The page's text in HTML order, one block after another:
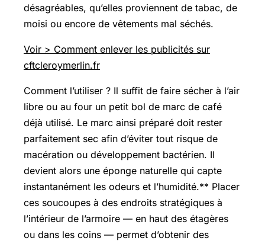
désagréables, qu’elles proviennent de tabac, de
moisi ou encore de vêtements mal séchés.
Voir > Comment enlever les publicités sur
cftcleroymerlin.fr
Comment l’utiliser ? Il suffit de faire sécher à l’air
libre ou au four un petit bol de marc de café
déjà utilisé. Le marc ainsi préparé doit rester
parfaitement sec afin d’éviter tout risque de
macération ou développement bactérien. Il
devient alors une éponge naturelle qui capte
instantanément les odeurs et l’humidité.** Placer
ces soucoupes à des endroits stratégiques à
l’intérieur de l’armoire — en haut des étagères
ou dans les coins — permet d’obtenir des